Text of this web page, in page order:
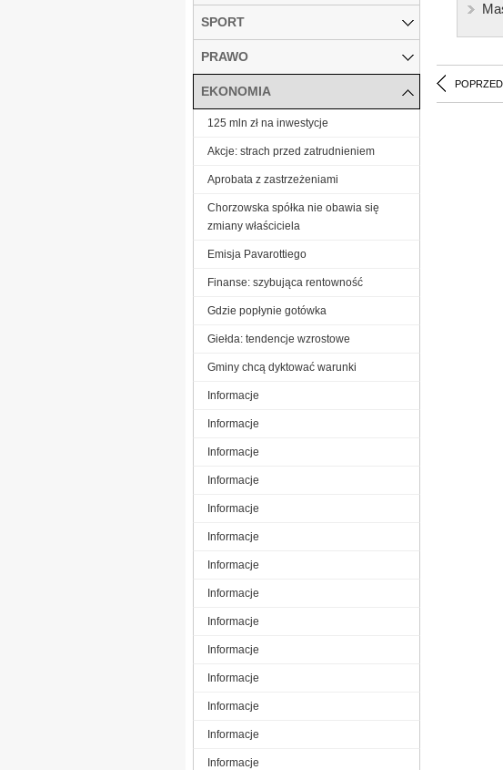
SPORT
PRAWO
EKONOMIA
125 mln zł na inwestycje
Akcje: strach przed zatrudnieniem
Aprobata z zastrzeżeniami
Chorzowska spółka nie obawia się
zmiany właściciela
Emisja Pavarottiego
Finanse: szybująca rentowność
Gdzie popłynie gotówka
Giełda: tendencje wzrostowe
Gminy chcą dyktować warunki
Informacje
Informacje
Informacje
Informacje
Informacje
Informacje
Informacje
Informacje
Informacje
Informacje
Informacje
Informacje
Informacje
Informacje